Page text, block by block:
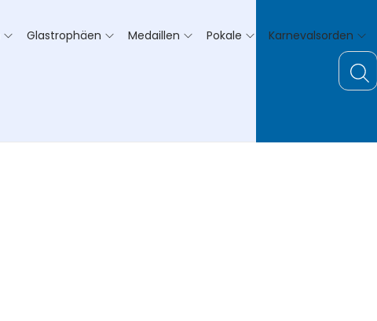
Glastrophäen Medaillen Pokale Karnevalsorden